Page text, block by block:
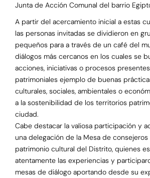
Junta de Acción Comunal del barrio
A partir del acercamiento inicial a estas
las personas invitadas se dividieron en
pequeños para a través de un café del
diálogos más cercanos en los cuales se
acciones, iniciativas o procesos
patrimoniales ejemplo de buenas
culturales, sociales, ambientales o
a la sostenibilidad de los territorios
ciudad.
Cabe destacar la valiosa participación y
una delegación de la Mesa de
patrimonio cultural del Distrito, quienes
atentamente las experiencias y
mesas de diálogo aportando desde su